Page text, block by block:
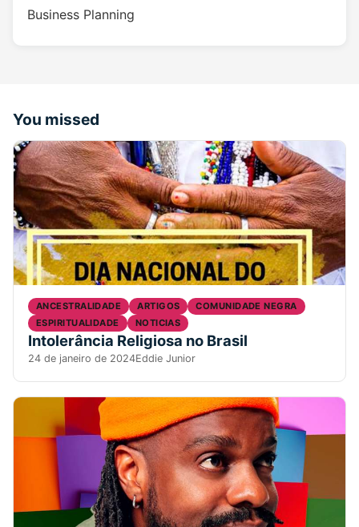
Business Planning
You missed
ANCESTRALIDADE ARTIGOS
COMUNIDADE NEGRA
ESPIRITUALIDADE
NOTICIAS
Intolerância Religiosa no Brasil
24 de janeiro de 2024Eddie Junior